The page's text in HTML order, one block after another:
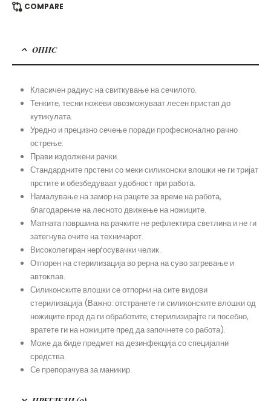
COMPARE
ОПИС
Класичен радиус на свиткување на сечилото.
Тенките, тесни ножеви овозможуваат лесен пристап до
кутикулата.
Уредно и прецизно сечење поради професионално рачно
острење.
Прави издолжени рачки.
Стандардните прстени со меки силиконски влошки не ги тријат
прстите и обезбедуваат удобност при работа.
Намалување на замор на рацете за време на работа,
благодарение на лесното движење на ножиците.
Матната површина на рачките не рефлектира светлина и не ги
затегнува очите на техничарот.
Високолегиран нерѓосувачки челик.
Отпорен на стерилизација во рерна на суво загревање и
автоклав.
Силиконските влошки се отпорни на сите видови
стерилизација (Важно: отстранете ги силиконските влошки од
ножиците пред да ги обработите, стерилизирајте ги посебно,
вратете ги на ножиците пред да започнете со работа).
Може да биде предмет на дезинфекција со специјални
средства.
Се препорачува за маникир.